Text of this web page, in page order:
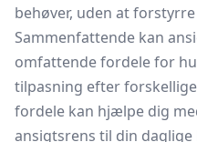
behøver, uden at
Sammenfattende kan
omfattende fordele for
tilpasning efter
fordele kan hjælpe dig
ansigtsrens til din